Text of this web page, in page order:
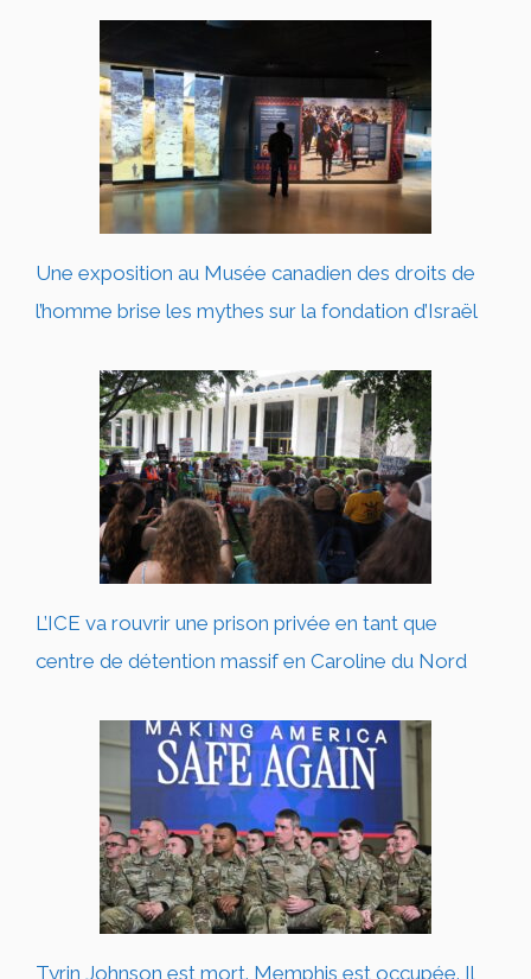
Une exposition au Musée canadien des droits de
l’homme brise les mythes sur la fondation d’Israël
L’ICE va rouvrir une prison privée en tant que
centre de détention massif en Caroline du Nord
Tyrin Johnson est mort. Memphis est occupée. Il